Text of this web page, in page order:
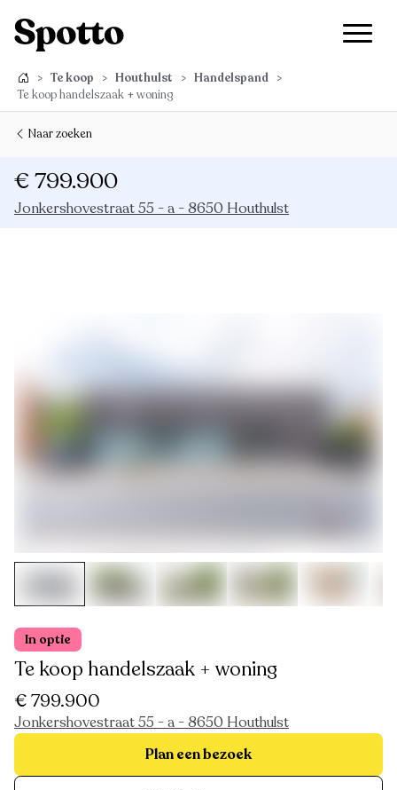
> Te koop > Houthulst > Handelspand >
Te koop handelszaak + woning
Naar zoeken
€ 799.900
Jonkershovestraat 55 - a - 8650 Houthulst
In optie
Te koop handelszaak + woning
€ 799.900
Jonkershovestraat 55 - a - 8650 Houthulst
Plan een bezoek